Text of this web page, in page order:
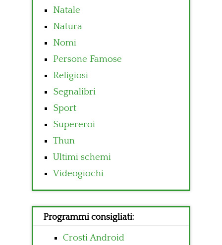
Natale
Natura
Nomi
Persone Famose
Religiosi
Segnalibri
Sport
Supereroi
Thun
Ultimi schemi
Videogiochi
Programmi consigliati:
Crosti Android